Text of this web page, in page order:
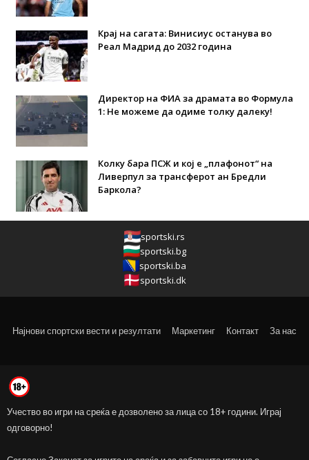
Крај на сагата: Винисиус останува во
Реал Мадрид до 2032 година
Директор на ФИА за драмата во Формула
1: Не можеме да одиме толку далеку!
Колку бара ПСЖ и кој е „плафонот“ на
Ливерпул за трансферот ан Бредли
Баркола?
sportski.rs
sportski.bg
sportski.ba
sportski.dk
Најнови спортски вести и резултати Маркетинг Контакт За нас
Учество во игри на среќа е дозволено за лица со 18+ години. Играј
одговорно!